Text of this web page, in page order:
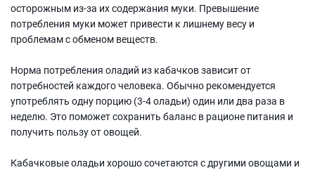
осторожным из-за их содержания муки. Превышение
потребления муки может привести к лишнему весу и
проблемам с обменом веществ.
Норма потребления оладий из кабачков зависит от
потребностей каждого человека. Обычно рекомендуется
употреблять одну порцию (3-4 оладьи) один или два раза в
неделю. Это поможет сохранить баланс в рационе питания и
получить пользу от овощей.
Кабачковые оладьи хорошо сочетаются с другими овощами и